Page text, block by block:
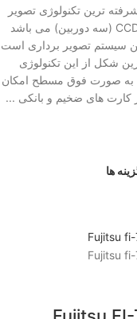
ترین تکنولوژی تصویر
برداری CCD (سه دوربین) می باشد
سیستم تصویر برداری است
شکل از این تکنولوژی
به صورت فوق مسطح امکان
کارت های ضخیم و بانکی ...
ها